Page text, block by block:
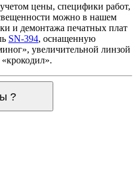
цены, специфики работ,
можно в нашем
и демонтажа печатных плат
SN-394, оснащенную
увеличительной линзой
?